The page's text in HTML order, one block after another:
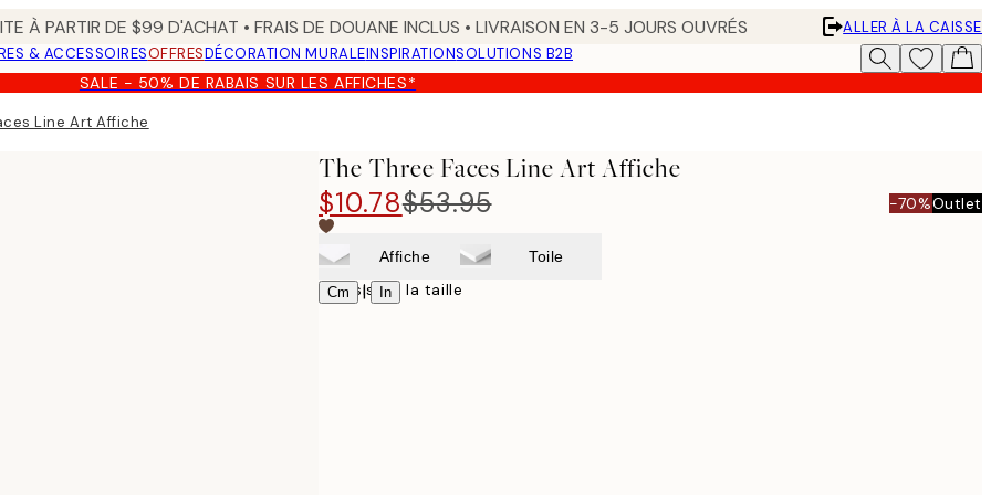
À PARTIR DE $99 D'ACHAT • FRAIS DE DOUANE INCLUS • LIVRAISON EN 3-5 JOURS OUVRÉS
ALLER À LA CAISSE
& ACCESSOIRESOFFRESDÉCORATION MURALEINSPIRATIONSOLUTIONS B2B
SALE - 50% DE RABAIS SUR LES AFFICHES*
Line Art Affiche
The Three Faces Line Art Affiche
$10.78$53.95 -70%Outlet
Affiche Toile
Cm | In
Choisissez la taille